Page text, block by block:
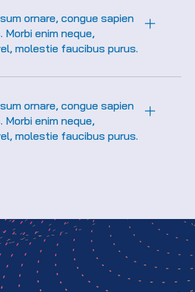
ornare, congue sapien
Morbi enim neque,
molestie faucibus purus.
ornare, congue sapien
Morbi enim neque,
molestie faucibus purus.